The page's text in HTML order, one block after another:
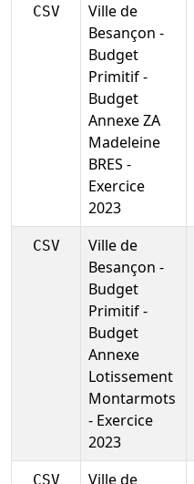
CSV
Ville de
Besançon -
Budget
Primitif -
Budget
Annexe ZA
Madeleine
BRES -
Exercice
2023
CSV
Ville de
Besançon -
Budget
Primitif -
Budget
Annexe
Lotissement
Montarmots
- Exercice
2023
CSV
Ville de